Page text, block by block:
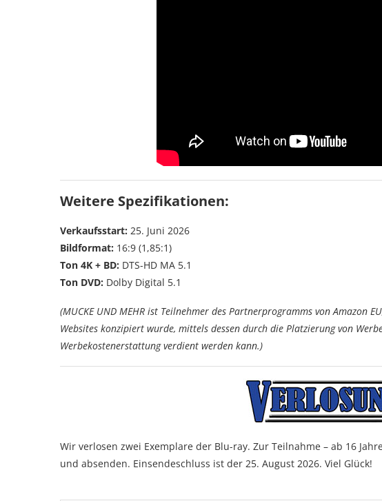
Weitere Spezifikationen:
Verkaufsstart: 25. Juni 2026
Bildformat: 16:9 (1,85:1)
Ton 4K + BD: DTS-HD MA 5.1
Ton DVD: Dolby Digital 5.1
(MUCKE UND MEHR ist Teilnehmer des Partnerprogramms von Amazon
Websites konzipiert wurde, mittels dessen durch die Platzierung von
Werbekostenerstattung verdient werden kann.)
Wir verlosen zwei Exemplare der Blu-ray. Zur Teilnahme – ab 16
und absenden. Einsendeschluss ist der 25. August 2026. Viel Glück!